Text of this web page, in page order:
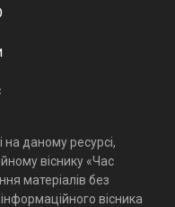
на даному ресурсі,
віснику «Час
матеріалів без
вісника